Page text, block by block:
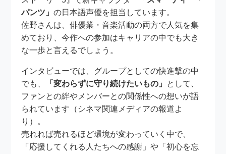
パンツ」の日本語声優を担当しています。
佐野さんは、俳優業・音楽活動の両方で人気を集
めており、今作への参加はキャリアの中でも大き
な一歩と言えるでしょう。
インタビューでは、グループとしての快進撃の中
でも、
「変わらずに守り続けたいもの」 として、
ファンとの絆やメンバーとの関係性への想いが語
られています（シネマ関連メディアの報道よ
り）。
売れれば売れるほど環境が変わっていく中で、
「応援してくれる人たちへの感謝」や「初心を忘